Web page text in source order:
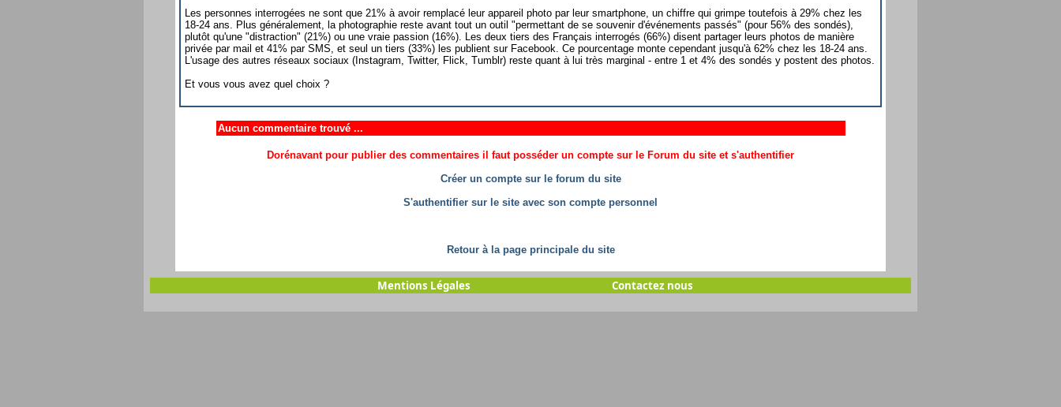
Les personnes interrogées ne sont que 21% à avoir remplacé leur appareil photo par leur smartphone, un chiffre qui grimpe toutefois à 29% chez les
18-24 ans. Plus généralement, la photographie reste avant tout un outil "permettant de se souvenir d'événements passés" (pour 56% des sondés),
plutôt qu'une "distraction" (21%) ou une vraie passion (16%). Les deux tiers des Français interrogés (66%) disent partager leurs photos de manière
privée par mail et 41% par SMS, et seul un tiers (33%) les publient sur Facebook. Ce pourcentage monte cependant jusqu'à 62% chez les 18-24 ans.
L'usage des autres réseaux sociaux (Instagram, Twitter, Flick, Tumblr) reste quant à lui très marginal - entre 1 et 4% des sondés y postent des photos.
Et vous vous avez quel choix ?
Aucun commentaire trouvé ...
Dorénavant pour publier des commentaires il faut posséder un compte sur le Forum du site et s'authentifier
Créer un compte sur le forum du site
S'authentifier sur le site avec son compte personnel
Retour à la page principale du site
Mentions Légales Contactez nous